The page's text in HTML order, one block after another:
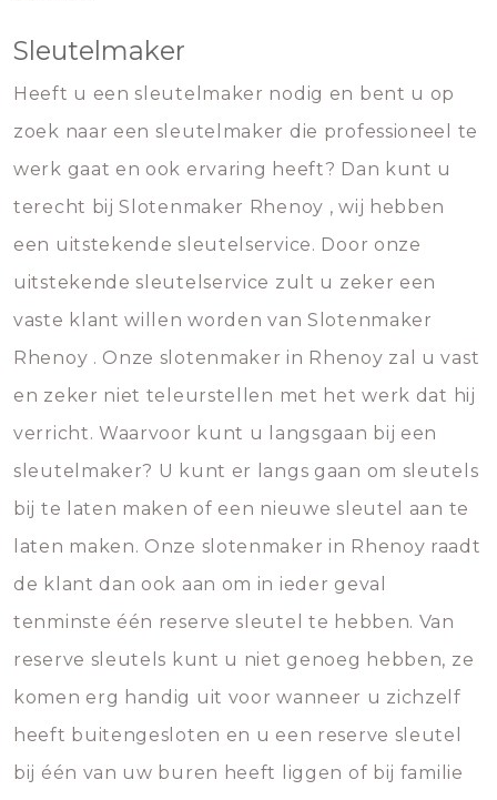
Sleutelmaker
Heeft u een sleutelmaker nodig en bent u op
zoek naar een sleutelmaker die professioneel te
werk gaat en ook ervaring heeft? Dan kunt u
terecht bij Slotenmaker Rhenoy , wij hebben
een uitstekende sleutelservice. Door onze
uitstekende sleutelservice zult u zeker een
vaste klant willen worden van Slotenmaker
Rhenoy . Onze slotenmaker in Rhenoy zal u vast
en zeker niet teleurstellen met het werk dat hij
verricht. Waarvoor kunt u langsgaan bij een
sleutelmaker? U kunt er langs gaan om sleutels
bij te laten maken of een nieuwe sleutel aan te
laten maken. Onze slotenmaker in Rhenoy raadt
de klant dan ook aan om in ieder geval
tenminste één reserve sleutel te hebben. Van
reserve sleutels kunt u niet genoeg hebben, ze
komen erg handig uit voor wanneer u zichzelf
heeft buitengesloten en u een reserve sleutel
bij één van uw buren heeft liggen of bij familie